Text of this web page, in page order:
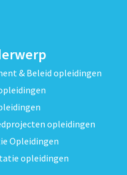
& Beleid opleidingen
opleidingen
Opleidingen
opleidingen